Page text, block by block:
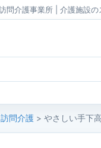
訪問介護 > やさしい手下